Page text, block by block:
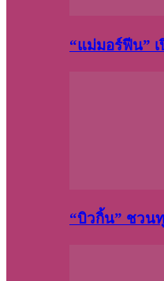
“แม่มอร์ฟีน”
“บิวกิ้น” ชวน